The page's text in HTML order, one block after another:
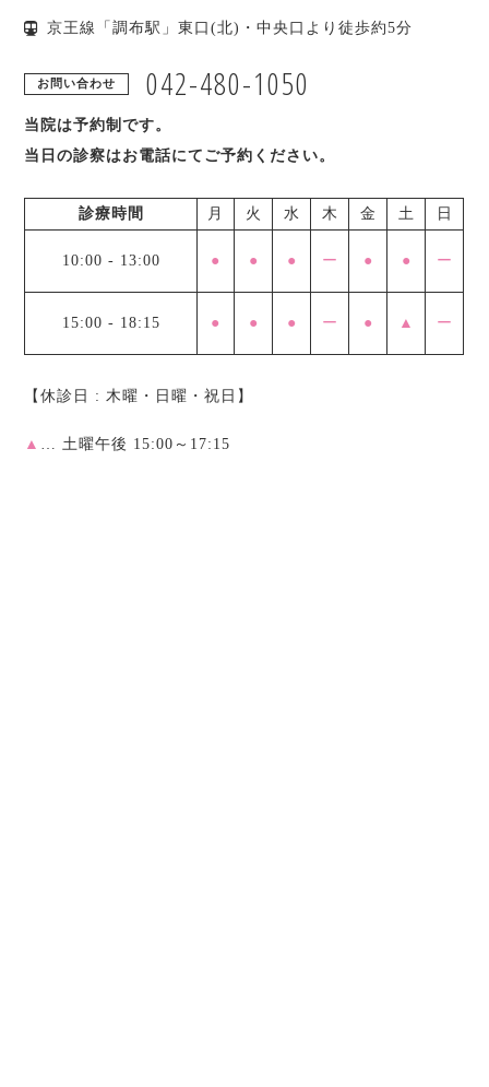
京王線「調布駅」東口(北)・中央口より徒歩約5分
お問い合わせ 042-480-1050
当院は予約制です。
当日の診察はお電話にてご予約ください。
診療時間 月 火 水 木 金 土 日
10:00 - 13:00 ● ● ● ー ● ● ー
15:00 - 18:15 ● ● ● ー ● ▲ ー
【休診日 : 木曜・日曜・祝日】
▲ … 土曜午後 15:00～17:15